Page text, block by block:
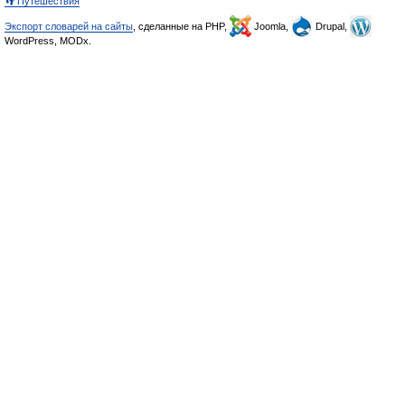
Экспорт словарей на сайты , сделанные на PHP, Joomla,
Drupal,
WordPress, MODx.